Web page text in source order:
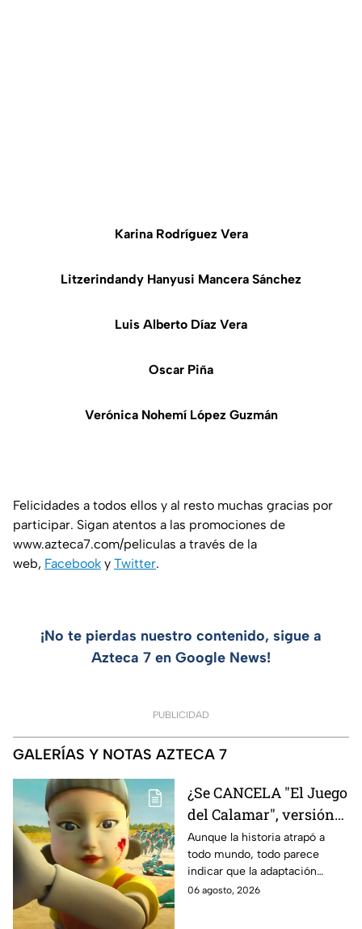
Karina Rodríguez Vera
Litzerindandy Hanyusi Mancera Sánchez
Luis Alberto Díaz Vera
Oscar Piña
Verónica Nohemí López Guzmán
Felicidades a todos ellos y al resto muchas gracias por
participar. Sigan atentos a las promociones de
www.azteca7.com/peliculas a través de la
web, Facebook y Twitter.
¡No te pierdas nuestro contenido, sigue a
Azteca 7 en Google News!
PUBLICIDAD
GALERÍAS Y NOTAS AZTECA 7
¿Se CANCELA "El Juego
del Calamar", versión
Estados Unidos? Esto
es lo que se sabe al
momento
Aunque la historia atrapó a
todo mundo, todo parece
indicar que la adaptación
podría ser cancelada:
06 agosto, 2026